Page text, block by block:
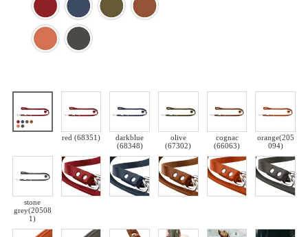
red (68351)
darkblue
(68348)
olive
(67302)
cognac
(66063)
orange(205
094)
stone
grey(20508
1)